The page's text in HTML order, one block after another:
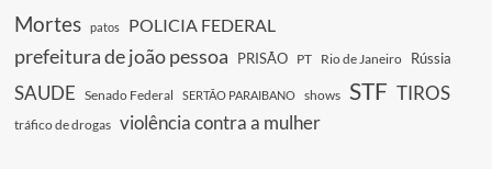
Mortes patos POLICIA FEDERAL
prefeitura de joão pessoa PRISÃO PT Rio de Janeiro Rússia
SAUDE Senado Federal SERTÃO PARAIBANO shows STF TIROS
tráfico de drogas violência contra a mulher